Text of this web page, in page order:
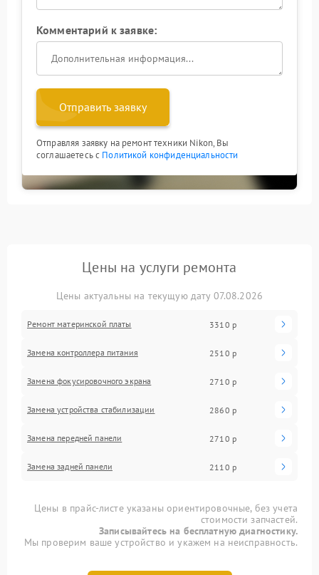
Комментарий к заявке:
Отправить заявку
Отправляя заявку на ремонт техники Nikon, Вы
соглашаетесь с Политикой конфиденциальности
Цены на услуги ремонта
Цены актуальны на текущую дату 07.08.2026
Ремонт материнской платы 3310 р
Замена контроллера питания 2510 р
Замена фокусировочного экрана 2710 р
Замена устройства стабилизации 2860 р
Замена передней панели 2710 р
Замена задней панели 2110 р
Цены в прайс-листе указаны ориентировочные, без учета
стоимости запчастей.
Записывайтесь на бесплатную диагностику.
Мы проверим ваше устройство и укажем на неисправность.